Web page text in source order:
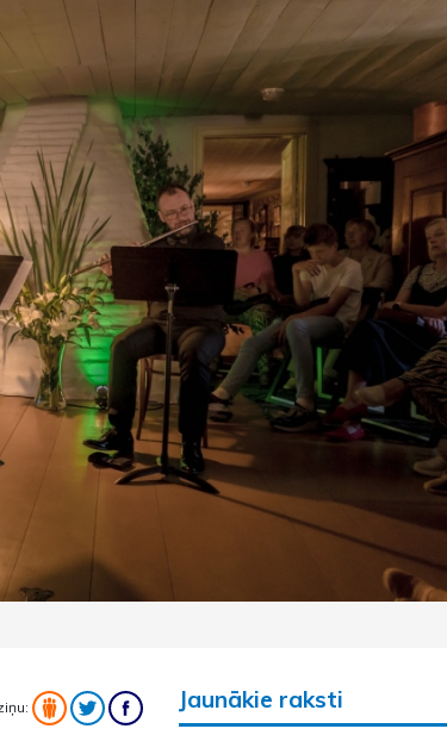
Jaunākie raksti